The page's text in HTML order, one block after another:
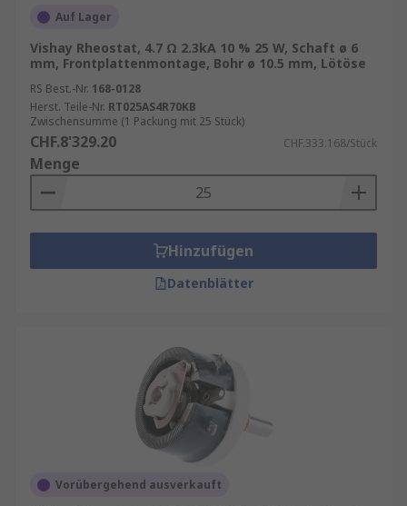
Auf Lager
Vishay Rheostat, 4.7 Ω 2.3kA 10 % 25 W, Schaft ø 6
mm, Frontplattenmontage, Bohr ø 10.5 mm, Lötöse
RS Best.-Nr. 168-0128
Herst. Teile-Nr. RT025AS4R70KB
Zwischensumme (1 Packung mit 25 Stück)
CHF.8'329.20 CHF.333.168/Stück
Menge
Hinzufügen
Datenblätter
Vorübergehend ausverkauft